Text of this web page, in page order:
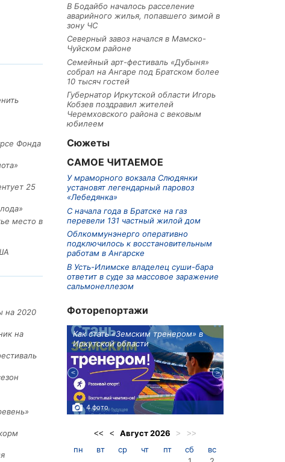
Фонда
25
место в
на 2020
на
В Бодайбо началось расселение
аварийного жилья, попавшего зимой в
зону ЧС
Северный завоз начался в Мамско-
Чуйском районе
Семейный арт-фестиваль «Дубыня»
собрал на Ангаре под Братском более
10 тысяч гостей
Губернатор Иркутской области Игорь
Кобзев поздравил жителей
Черемховского района с вековым
юбилеем
Сюжеты
САМОЕ ЧИТАЕМОЕ
У мраморного вокзала Слюдянки
установят легендарный паровоз
«Лебедянка»
С начала года в Братске на газ
перевели 131 частный жилой дом
Облкоммунэнерго оперативно
подключилось к восстановительным
работам в Ангарске
В Усть-Илимске владелец суши-бара
ответит в суде за массовое заражение
сальмонеллезом
Фоторепортажи
Как стать «Земским тренером» в
Иркутской области
4 фото
<< < Август2026 > >>
пн вт ср чт пт сб
вс